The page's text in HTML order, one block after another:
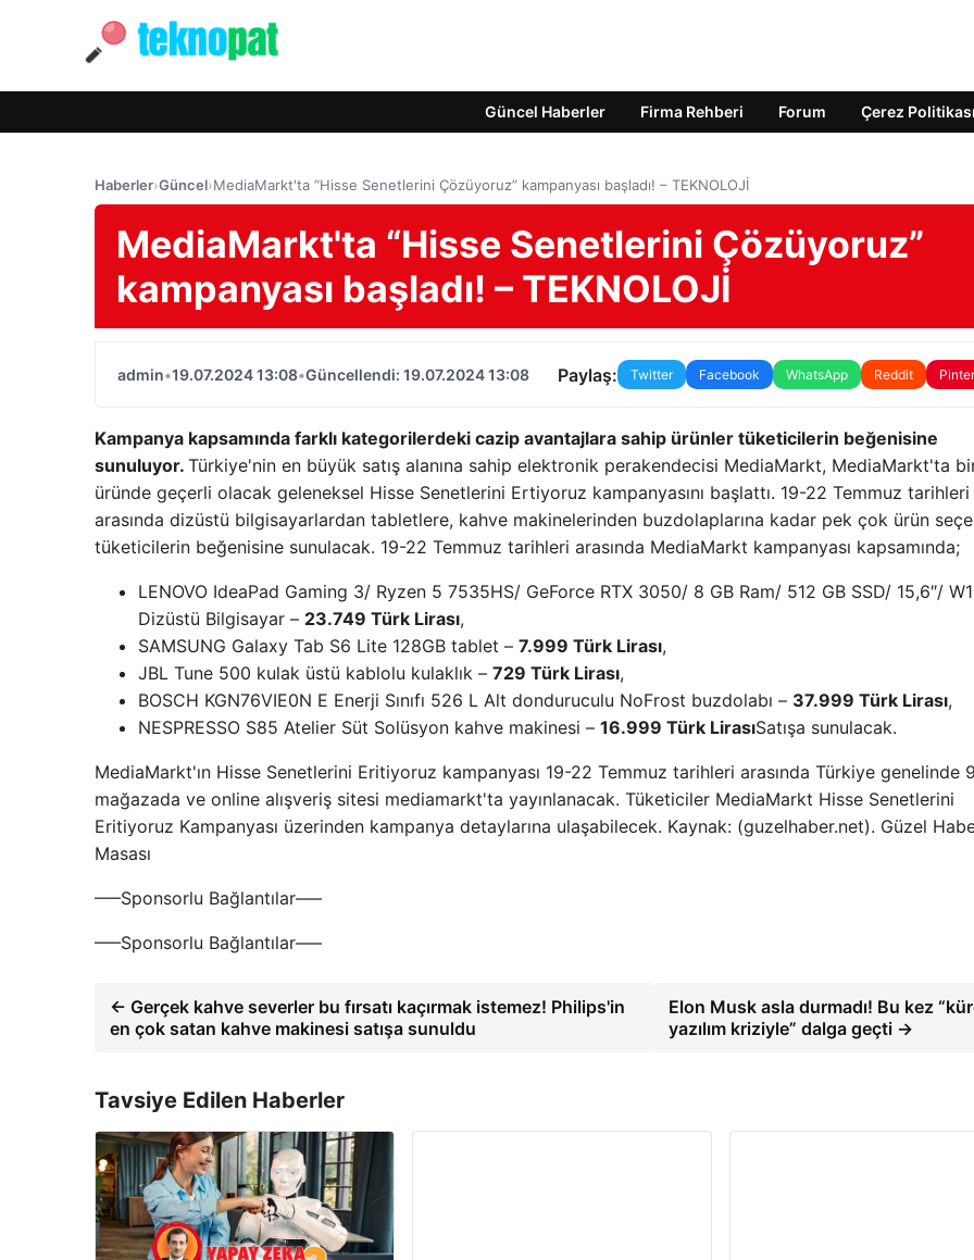
Güncel Haberler Firma Rehberi Forum Çerez Politikası
Haberler›Güncel›MediaMarkt'ta “Hisse Senetlerini Çözüyoruz” kampanyası başladı! – TEKNOLOJİ
MediaMarkt'ta “Hisse Senetlerini Çözüyoruz”
kampanyası başladı! – TEKNOLOJİ
admin•19.07.2024 13:08•Güncellendi: 19.07.2024 13:08 Paylaş: Twitter Facebook WhatsApp Reddit
Kampanya kapsamında farklı kategorilerdeki cazip avantajlara sahip ürünler tüketicilerin beğenisine
sunuluyor. Türkiye'nin en büyük satış alanına sahip elektronik perakendecisi MediaMarkt, MediaMarkt'ta
üründe geçerli olacak geleneksel Hisse Senetlerini Ertiyoruz kampanyasını başlattı. 19-22 Temmuz tarihleri ​​
arasında dizüstü bilgisayarlardan tabletlere, kahve makinelerinden buzdolaplarına kadar pek çok ürün
tüketicilerin beğenisine sunulacak. 19-22 Temmuz tarihleri ​​arasında MediaMarkt kampanyası kapsamında;
LENOVO IdeaPad Gaming 3/ Ryzen 5 7535HS/ GeForce RTX 3050/ 8 GB Ram/ 512 GB SSD/ 15,6″/
Dizüstü Bilgisayar – 23.749 Türk Lirası,
SAMSUNG Galaxy Tab S6 Lite 128GB tablet – 7.999 Türk Lirası,
JBL Tune 500 kulak üstü kablolu kulaklık – 729 Türk Lirası,
BOSCH KGN76VIE0N E Enerji Sınıfı 526 L Alt donduruculu NoFrost buzdolabı – 37.999 Türk Lirası,
NESPRESSO S85 Atelier Süt Solüsyon kahve makinesi – 16.999 Türk LirasıSatışa sunulacak.
MediaMarkt'ın Hisse Senetlerini Eritiyoruz kampanyası 19-22 Temmuz tarihleri ​​arasında Türkiye genelinde
mağazada ve online alışveriş sitesi mediamarkt'ta yayınlanacak. Tüketiciler MediaMarkt Hisse Senetlerini
Eritiyoruz Kampanyası üzerinden kampanya detaylarına ulaşabilecek. Kaynak: (guzelhaber.net). Güzel
Masası
—–Sponsorlu Bağlantılar—–
—–Sponsorlu Bağlantılar—–
← Gerçek kahve severler bu fırsatı kaçırmak istemez! Philips'in
en çok satan kahve makinesi satışa sunuldu
Elon Musk asla durmadı! Bu kez
yazılım kriziyle” dalga geçti →
Tavsiye Edilen Haberler